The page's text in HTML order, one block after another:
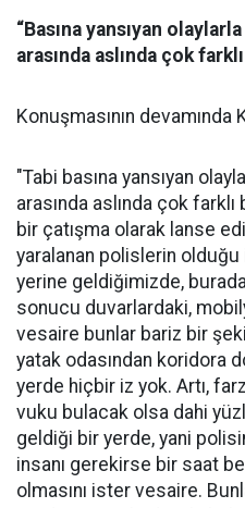
“Basına yansıyan
arasında aslında çok
Konuşmasının devamında
"Tabi basına yansıyan
arasında aslında çok
bir çatışma olarak lanse
yaralanan polislerin
yerine geldiğimizde,
sonucu duvarlardaki,
vesaire bunlar bariz bir
yatak odasından koridora
yerde hiçbir iz yok. Artı,
vuku bulacak olsa dahi
geldiği bir yerde, yani
insanı gerekirse bir saat
olmasını ister vesaire.